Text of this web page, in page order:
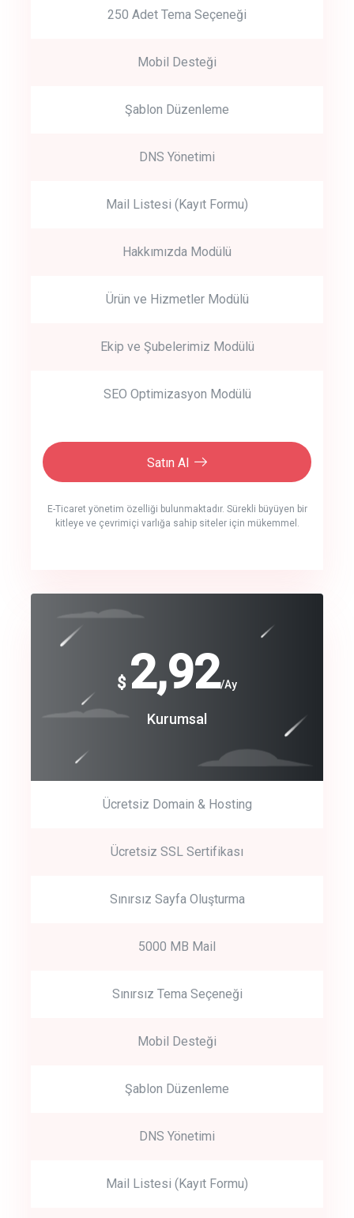
250 Adet Tema Seçeneği
Mobil Desteği
Şablon Düzenleme
DNS Yönetimi
Mail Listesi (Kayıt Formu)
Hakkımızda Modülü
Ürün ve Hizmetler Modülü
Ekip ve Şubelerimiz Modülü
SEO Optimizasyon Modülü
Satın Al
E-Ticaret yönetim özelliği bulunmaktadır. Sürekli büyüyen bir
kitleye ve çevrimiçi varlığa sahip siteler için mükemmel.
crm auto cync
track energy costs
Get Started
Start by trying our service for 30 days free trial no credit card
$ 2,92/Ay
Kurumsal
Ücretsiz Domain & Hosting
Ücretsiz SSL Sertifikası
Sınırsız Sayfa Oluşturma
5000 MB Mail
Sınırsız Tema Seçeneği
Mobil Desteği
Şablon Düzenleme
DNS Yönetimi
Mail Listesi (Kayıt Formu)
$
240
Coroprate